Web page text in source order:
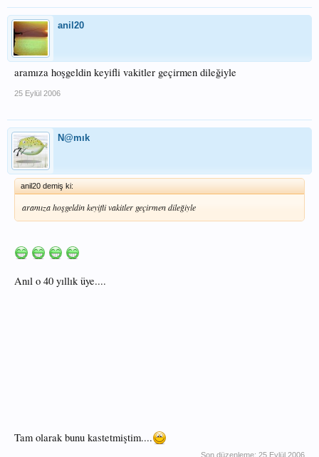
anil20
aramıza hoşgeldin keyifli vakitler geçirmen dileğiyle
25 Eylül 2006
N@mık
anil20 demiş ki:
aramıza hoşgeldin keyifli vakitler geçirmen dileğiyle
Anıl o 40 yıllık üye....
Tam olarak bunu kastetmiştim....
Son düzenleme: 25 Eylül 2006